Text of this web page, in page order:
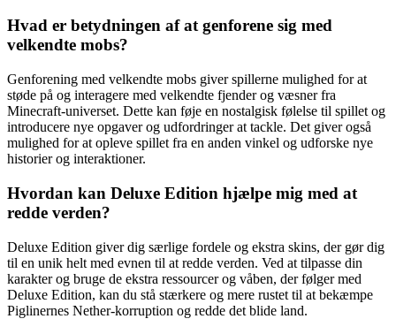
Hvad er betydningen af at genforene sig med
velkendte mobs?
Genforening med velkendte mobs giver spillerne mulighed for at
støde på og interagere med velkendte fjender og væsner fra
Minecraft-universet. Dette kan føje en nostalgisk følelse til spillet og
introducere nye opgaver og udfordringer at tackle. Det giver også
mulighed for at opleve spillet fra en anden vinkel og udforske nye
historier og interaktioner.
Hvordan kan Deluxe Edition hjælpe mig med at
redde verden?
Deluxe Edition giver dig særlige fordele og ekstra skins, der gør dig
til en unik helt med evnen til at redde verden. Ved at tilpasse din
karakter og bruge de ekstra ressourcer og våben, der følger med
Deluxe Edition, kan du stå stærkere og mere rustet til at bekæmpe
Piglinernes Nether-korruption og redde det blide land.